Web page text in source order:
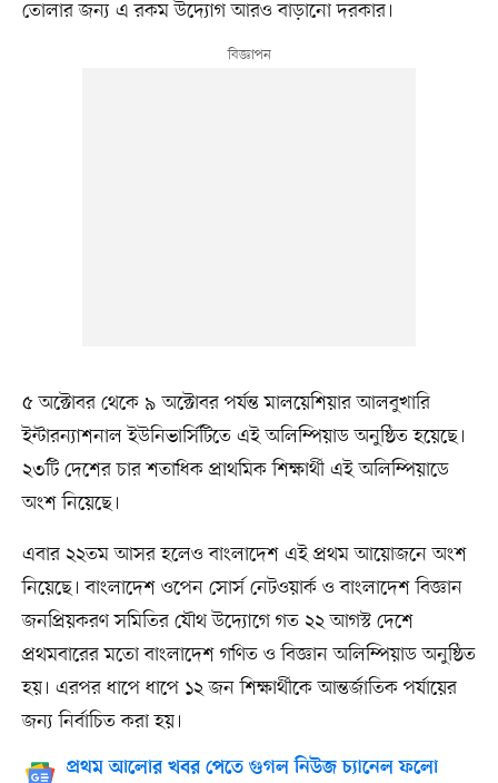
তোলার জন্য এ রকম উদ্যোগ আরও বাড়ানো দরকার।
৫ অক্টোবর থেকে ৯ অক্টোবর পর্যন্ত মালয়েশিয়ার আলবুখারি
ইন্টারন্যাশনাল ইউনিভার্সিটিতে এই অলিম্পিয়াড অনুষ্ঠিত হয়েছে।
২৩টি দেশের চার শতাধিক প্রাথমিক শিক্ষার্থী এই অলিম্পিয়াডে
অংশ নিয়েছে।
এবার ২২তম আসর হলেও বাংলাদেশ এই প্রথম আয়োজনে অংশ
নিয়েছে। বাংলাদেশ ওপেন সোর্স নেটওয়ার্ক ও বাংলাদেশ বিজ্ঞান
জনপ্রিয়করণ সমিতির যৌথ উদ্যোগে গত ২২ আগস্ট দেশে
প্রথমবারের মতো বাংলাদেশ গণিত ও বিজ্ঞান অলিম্পিয়াড অনুষ্ঠিত
হয়। এরপর ধাপে ধাপে ১২ জন শিক্ষার্থীকে আন্তর্জাতিক পর্যায়ের
জন্য নির্বাচিত করা হয়।
প্রথম আলোর খবর পেতে গুগল নিউজ চ্যানেল ফলো